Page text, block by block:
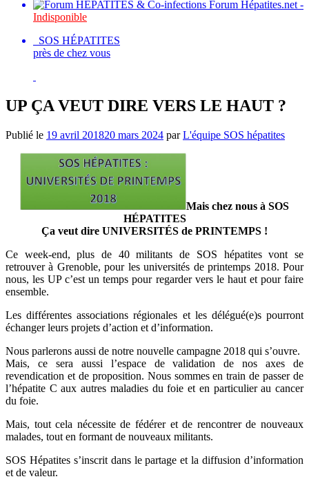
Forum Hépatites.net -
Indisponible
SOS HÉPATITES
près de chez vous
UP ÇA VEUT DIRE VERS LE HAUT ?
Publié le 19 avril 201820 mars 2024 parL'équipe SOS hépatites
Mais chez nous à SOS
HÉPATITES
Ça veut dire UNIVERSITÉS de PRINTEMPS !
Ce week-end, plus de 40 militants de SOS hépatites vont se
retrouver à Grenoble, pour les universités de printemps 2018. Pour
nous, les UP c’est un temps pour regarder vers le haut et pour faire
ensemble.
Les différentes associations régionales et les délégué(e)s pourront
échanger leurs projets d’action et d’information.
Nous parlerons aussi de notre nouvelle campagne 2018 qui s’ouvre.
Mais, ce sera aussi l’espace de validation de nos axes de
revendication et de proposition. Nous sommes en train de passer de
l’hépatite C aux autres maladies du foie et en particulier au cancer
du foie.
Mais, tout cela nécessite de fédérer et de rencontrer de nouveaux
malades, tout en formant de nouveaux militants.
SOS Hépatites s’inscrit dans le partage et la diffusion d’information
et de valeur.